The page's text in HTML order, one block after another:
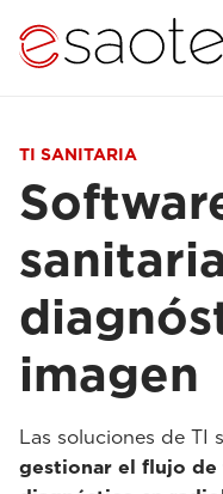
TI SANITARIA
imagen
Las soluciones de TI
gestionar el flujo de